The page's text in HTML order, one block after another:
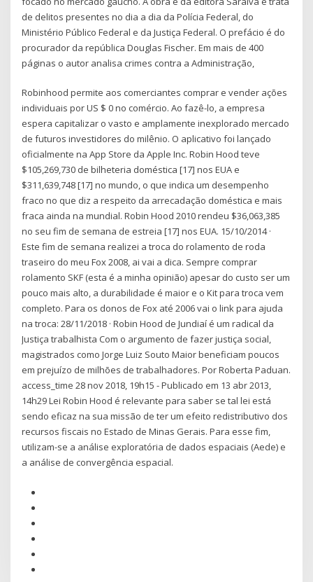
de delitos presentes no dia a dia da Polícia Federal, do
Ministério Público Federal e da Justiça Federal. O prefácio é do
procurador da república Douglas Fischer. Em mais de 400
páginas o autor analisa crimes contra a Administração,
Robinhood permite aos comerciantes comprar e vender ações
individuais por US $ 0 no comércio. Ao fazê-lo, a empresa
espera capitalizar o vasto e amplamente inexplorado mercado
de futuros investidores do milênio. O aplicativo foi lançado
oficialmente na App Store da Apple Inc. Robin Hood teve
$105,269,730 de bilheteria doméstica [17] nos EUA e
$311,639,748 [17] no mundo, o que indica um desempenho
fraco no que diz a respeito da arrecadação doméstica e mais
fraca ainda na mundial. Robin Hood 2010 rendeu $36,063,385
no seu fim de semana de estreia [17] nos EUA. 15/10/2014 ·
Este fim de semana realizei a troca do rolamento de roda
traseiro do meu Fox 2008, ai vai a dica. Sempre comprar
rolamento SKF (esta é a minha opinião) apesar do custo ser um
pouco mais alto, a durabilidade é maior e o Kit para troca vem
completo. Para os donos de Fox até 2006 vai o link para ajuda
na troca: 28/11/2018 · Robin Hood de Jundiaí é um radical da
Justiça trabalhista Com o argumento de fazer justiça social,
magistrados como Jorge Luiz Souto Maior beneficiam poucos
em prejuízo de milhões de trabalhadores. Por Roberta Paduan.
access_time 28 nov 2018, 19h15 - Publicado em 13 abr 2013,
14h29 Lei Robin Hood é relevante para saber se tal lei está
sendo eficaz na sua missão de ter um efeito redistributivo dos
recursos fiscais no Estado de Minas Gerais. Para esse fim,
utilizam-se a análise exploratória de dados espaciais (Aede) e
a análise de convergência espacial.